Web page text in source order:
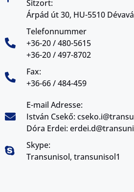
Sitzort:
Árpád út 30, HU-5510
Telefonnummer
+36-20 / 480-5615
+36-20 / 497-8702
Fax:
+36-66 / 484-459
E-mail Adresse:
István Csekő:
Dóra Erdei:
Skype:
Transunisol, transunisol1